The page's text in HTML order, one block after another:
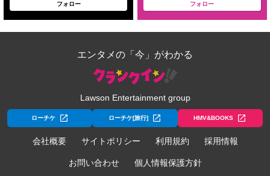
フォロー フォロー
エンタメの「今」がわかる
Lawson Entertainment group
ローチケ ローチケ[旅行] HMV&BOOKS
会社概要 サイトポリシー 利用規約 採用情報
お問い合わせ 個人情報保護方針